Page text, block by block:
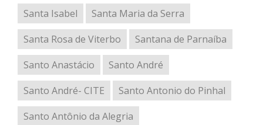
Santa Isabel
Santa Maria da Serra
Santa Rosa de Viterbo
Santana de Parnaíba
Santo Anastácio
Santo André
Santo André- CITE
Santo Antonio do Pinhal
Santo Antônio da Alegria